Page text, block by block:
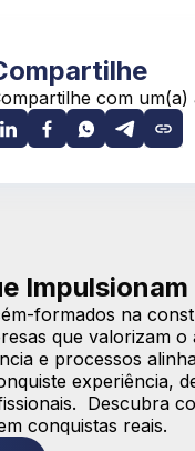
com um(a)
Impulsionam
formados na
que valorizam
e processos
experiência,
Descubra
conquistas reais.